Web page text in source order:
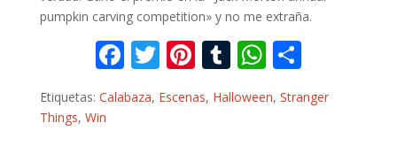
pumpkin carving competition» y no me extraña.
F
ac
e
T
w
itt
Pi
nt
er
T
m
W
h
at m
Etiquetas: Calabaza, Escenas, Halloween, Stranger
Things, Win